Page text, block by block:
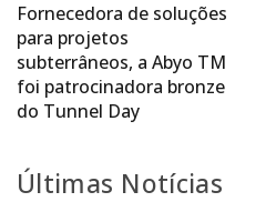
Fornecedora de soluções
para projetos
subterrâneos, a Abyo TM
foi patrocinadora bronze
do Tunnel Day
Últimas Notícias